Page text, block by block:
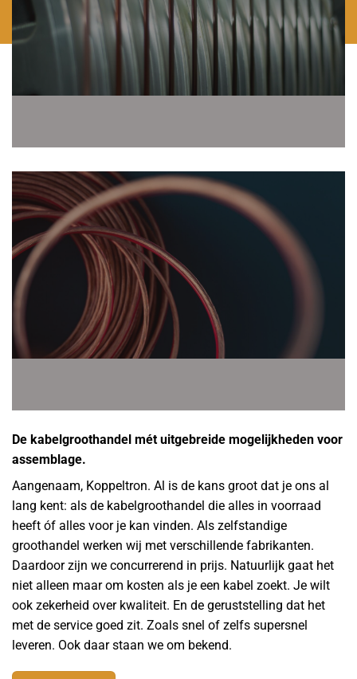
De kabelgroothandel mét uitgebreide mogelijkheden voor
assemblage.
Aangenaam, Koppeltron. Al is de kans groot dat je ons al
lang kent: als de kabelgroothandel die alles in voorraad
heeft óf alles voor je kan vinden. Als zelfstandige
groothandel werken wij met verschillende fabrikanten.
Daardoor zijn we concurrerend in prijs. Natuurlijk gaat het
niet alleen maar om kosten als je een kabel zoekt. Je wilt
ook zekerheid over kwaliteit. En de geruststelling dat het
met de service goed zit. Zoals snel of zelfs supersnel
leveren. Ook daar staan we om bekend.